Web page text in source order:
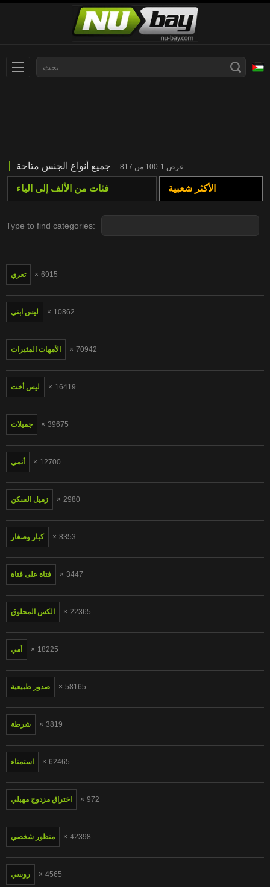
Deutsch
Српски
汉语
Suomi
Bahasa Melayu
Ελληνικά
Magyar
الع َر َب ِية.
Português
Italiano
Русский
English
Dansk
جميع أنواع الجنس متاحة عرض 1-100 من 817
فئات من الألف إلى الياء الأكثر شعبية
Type to find categories:
تعري 6915
ليس ابني 10862
الأمهات المثيرات 70942
ليس أخت 16419
جميلات 39675
أنمي 12700
زميل السكن 2980
كبار وصغار 8353
فتاة على فتاة 3447
الكس المحلوق 22365
أمي 18225
صدور طبيعية 58165
شرطة 3819
استمناء 62465
اختراق مزدوج مهبلي 972
منظور شخصي 42398
روسي 4565